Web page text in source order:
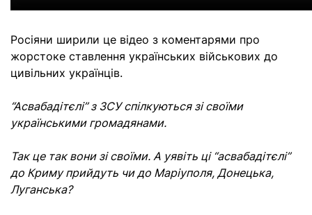
Росіяни ширили це відео з коментарями про
жорстоке ставлення українських військових до
цивільних українців.
“Асвабадітєлі” з ЗСУ спілкуються зі своїми
українськими громадянами.
Так це так вони зі своїми. А уявіть ці “асвабадітєлі”
до Криму прийдуть чи до Маріуполя, Донецька,
Луганська?